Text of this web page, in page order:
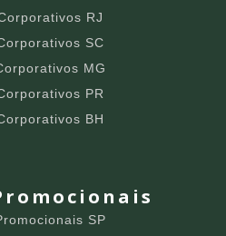
RJ
SC
MG
PR
BH
SP